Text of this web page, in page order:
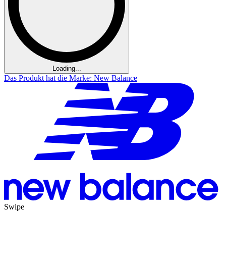
Loading...
Das Produkt hat die Marke: New Balance
Swipe